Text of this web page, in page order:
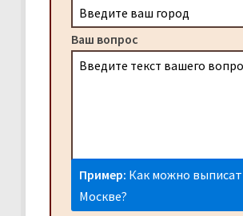
Ваш вопрос
Пример: Как можно
Москве?